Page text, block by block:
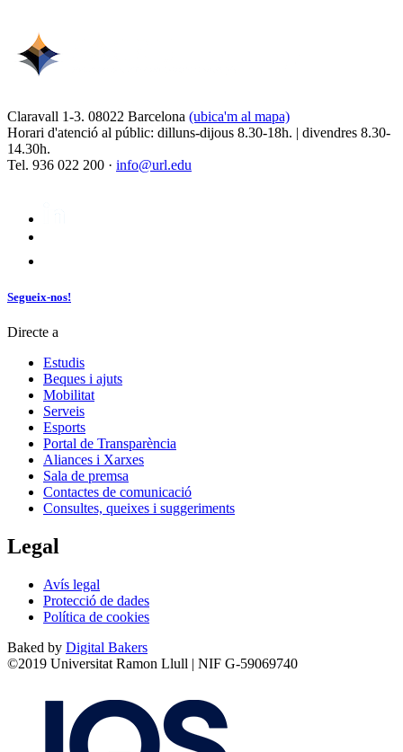
Claravall 1-3. 08022 Barcelona (ubica'm al mapa)
Horari d'atenció al públic: dilluns-dijous 8.30-18h. | divendres 8.30-
14.30h.
Tel. 936 022 200 · info@url.edu
Segueix-nos!
Directe a
Estudis
Beques i ajuts
Mobilitat
Serveis
Esports
Portal de Transparència
Aliances i Xarxes
Sala de premsa
Contactes de comunicació
Consultes, queixes i suggeriments
Legal
Avís legal
Protecció de dades
Política de cookies
Baked by Digital Bakers
©2019 Universitat Ramon Llull | NIF G-59069740